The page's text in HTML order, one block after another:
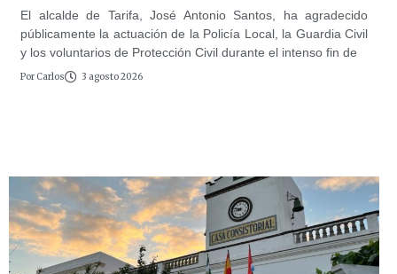
El alcalde de Tarifa, José Antonio Santos, ha agradecido
públicamente la actuación de la Policía Local, la Guardia Civil
y los voluntarios de Protección Civil durante el intenso fin de
Por Carlos 3 agosto 2026